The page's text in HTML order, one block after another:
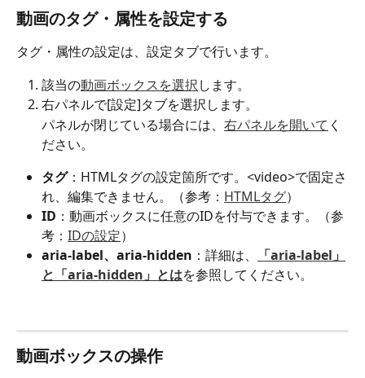
動画のタグ・属性を設定する
タグ・属性の設定は、設定タブで行います。
該当の動画ボックスを選択します。
右パネルで[設定]タブを選択します。
パネルが閉じている場合には、 右パネルを開いて く
ださい。
タグ：HTMLタグの設定箇所です。<video>で固定さ
れ、編集できません。（参考： HTMLタグ）
ID ：動画ボックスに任意のIDを付与できます。（参
考： IDの設定）
aria-label、aria-hidden ：詳細は、
「aria-label」
と「aria-hidden」とはを参照してください。
動画ボックスの操作